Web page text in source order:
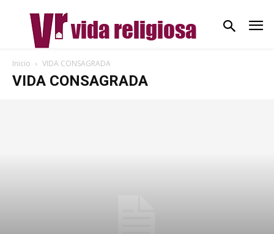
Inicio VIDA CONSAGRADA
VIDA CONSAGRADA